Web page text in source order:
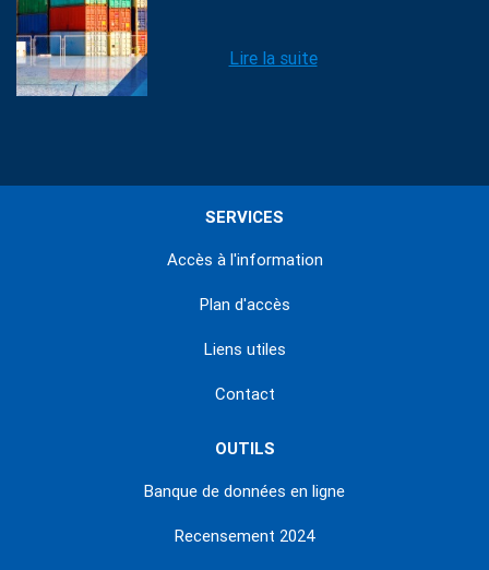
Lire la suite
SERVICES
Accès à l'information
Plan d'accès
Liens utiles
Contact
OUTILS
Banque de données en ligne
Recensement 2024